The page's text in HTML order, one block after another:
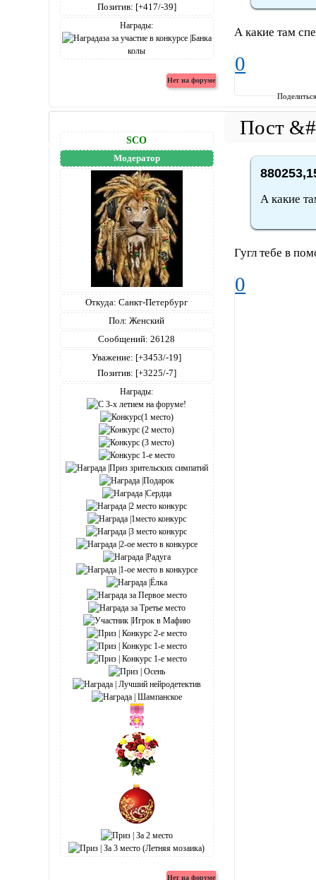
Позитив: [+417/-39]
Награды:
А какие там
0
SCO
Модератор
Откуда: Санкт-Петербург
Пол: Женский
Сообщений: 26128
Уважение: [+3453/-19]
Позитив: [+3225/-7]
Награды:
А какие
Гугл тебе в
0